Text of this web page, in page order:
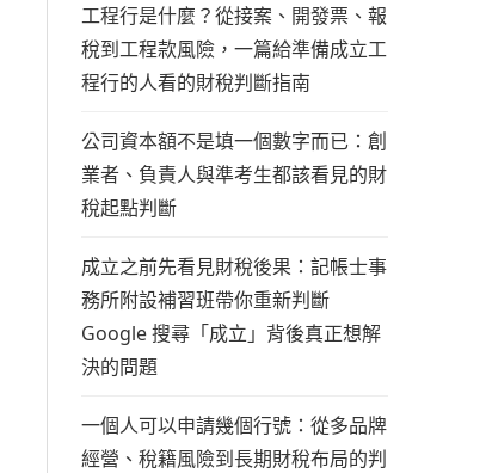
工程行是什麼？從接案、開發票、報
稅到工程款風險，一篇給準備成立工
程行的人看的財稅判斷指南
公司資本額不是填一個數字而已：創
業者、負責人與準考生都該看見的財
稅起點判斷
成立之前先看見財稅後果：記帳士事
務所附設補習班帶你重新判斷
Google 搜尋「成立」背後真正想解
決的問題
一個人可以申請幾個行號：從多品牌
經營、稅籍風險到長期財稅布局的判